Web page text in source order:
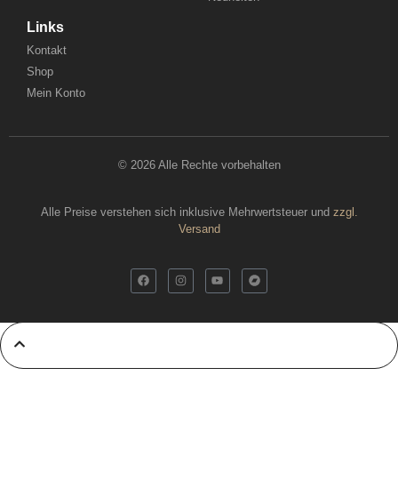
Links
Kontakt
Shop
Mein Konto
© 2026 Alle Rechte vorbehalten
Alle Preise verstehen sich inklusive Mehrwertsteuer und zzgl.
Versand